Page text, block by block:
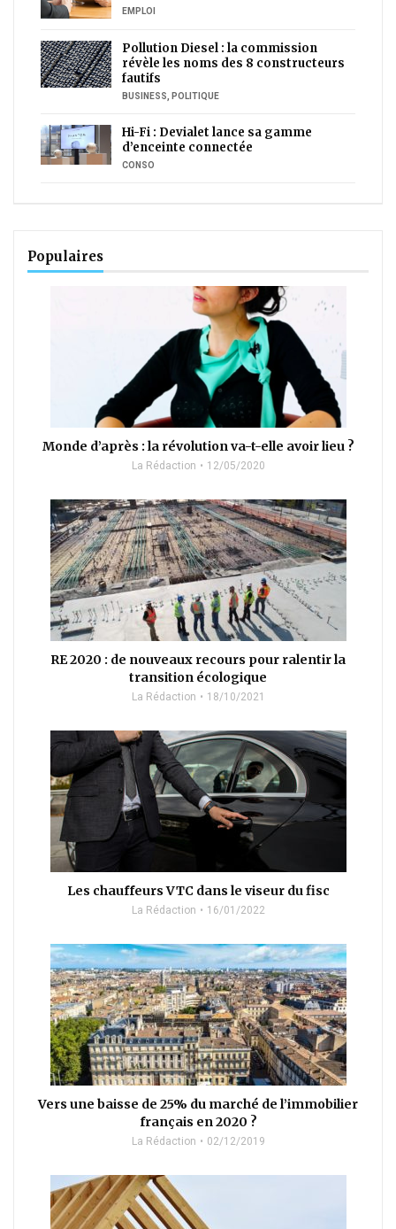
EMPLOI
Pollution Diesel : la commission
révèle les noms des 8 constructeurs
fautifs
BUSINESS POLITIQUE
Hi-Fi : Devialet lance sa gamme
d’enceinte connectée
CONSO
Populaires
Monde d’après : la révolution va-t-elle avoir lieu ?
La Rédaction 12/05/2020
RE 2020 : de nouveaux recours pour ralentir la
transition écologique
La Rédaction 18/10/2021
Les chauffeurs VTC dans le viseur du fisc
La Rédaction 16/01/2022
Vers une baisse de 25% du marché de l’immobilier
français en 2020 ?
La Rédaction 02/12/2019